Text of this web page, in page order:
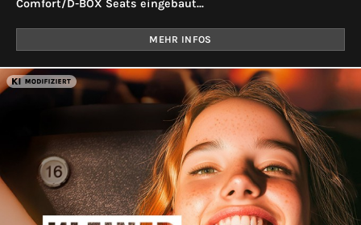
Comfort/D-BOX Seats eingebaut...
MEHR INFOS